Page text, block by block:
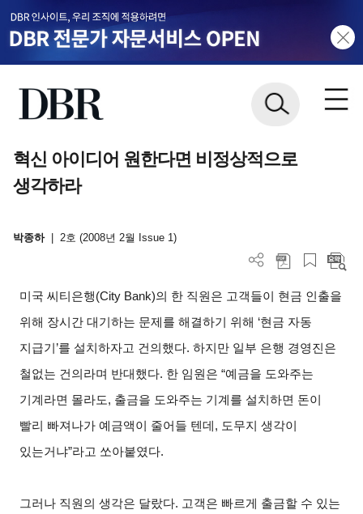
혁신 아이디어 원한다면 비정상적으로
생각하라
박종하 2호 (2008년 2월 Issue 1)
미국 씨티은행(City Bank)의 한 직원은 고객들이 현금 인출을
위해 장시간 대기하는 문제를 해결하기 위해 ‘현금 자동
지급기’를 설치하자고 건의했다. 하지만 일부 은행 경영진은
철없는 건의라며 반대했다. 한 임원은 “예금을 도와주는
기계라면 몰라도, 출금을 도와주는 기계를 설치하면 돈이
빨리 빠져나가 예금액이 줄어들 텐데, 도무지 생각이
있는거냐”라고 쏘아붙였다.
그러나 직원의 생각은 달랐다. 고객은 빠르게 출금할 수 있는